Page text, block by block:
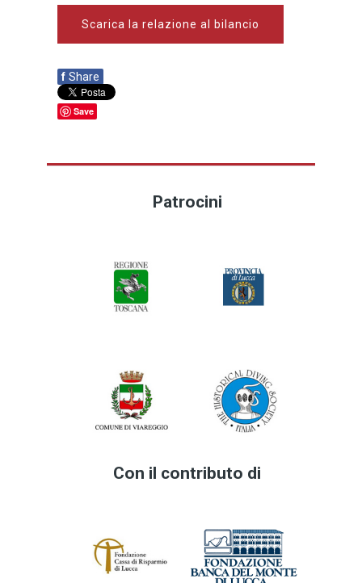
Scarica la relazione al bilancio
f Share
Save
Patrocini
Con il contributo di